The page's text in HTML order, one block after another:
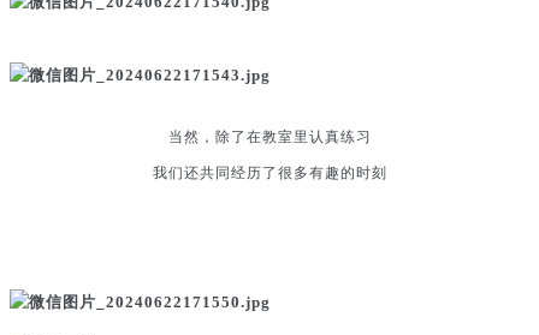
当然，除了在教室里认真练习
我们还共同经历了很多有趣的时刻